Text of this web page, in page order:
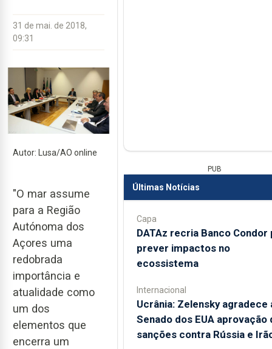
31 de mai. de 2018,
09:31
Autor: Lusa/AO online
"O mar assume
para a Região
Autónoma dos
Açores uma
redobrada
importância e
atualidade como
um dos
elementos que
encerra um
PUB
Últimas Notícias
Capa
DATAz recria Banco Condor
prever impactos no
ecossistema
Internacional
Ucrânia: Zelensky agradece
Senado dos EUA aprovação
sanções contra Rússia e